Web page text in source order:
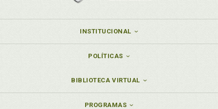
INSTITUCIONAL
POLÍTICAS
BIBLIOTECA VIRTUAL
PROGRAMAS